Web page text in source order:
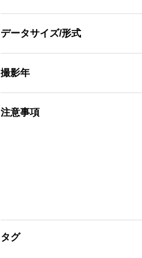
データサイズ/形式
撮影年
注意事項
タグ